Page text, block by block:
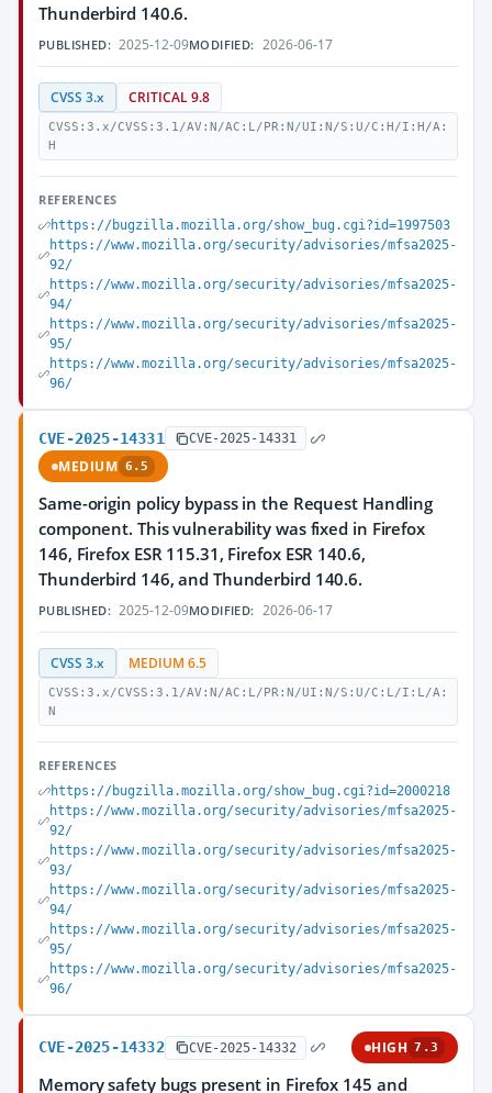
Thunderbird 140.6.
PUBLISHED: 2025-12-09MODIFIED: 2026-06-17
CVSS 3.x CRITICAL 9.8
CVSS:3.x/CVSS:3.1/AV:N/AC:L/PR:N/UI:N/S:U/C:H/I:H/A:
H
REFERENCES
https://bugzilla.mozilla.org/show_bug.cgi?id=1997503
https://www.mozilla.org/security/advisories/mfsa2025-
92/
https://www.mozilla.org/security/advisories/mfsa2025-
94/
https://www.mozilla.org/security/advisories/mfsa2025-
95/
https://www.mozilla.org/security/advisories/mfsa2025-
96/
CVE-2025-14331 CVE-2025-14331
MEDIUM 6.5
Same-origin policy bypass in the Request Handling
component. This vulnerability was fixed in Firefox
146, Firefox ESR 115.31, Firefox ESR 140.6,
Thunderbird 146, and Thunderbird 140.6.
PUBLISHED: 2025-12-09MODIFIED: 2026-06-17
CVSS 3.x MEDIUM 6.5
CVSS:3.x/CVSS:3.1/AV:N/AC:L/PR:N/UI:N/S:U/C:L/I:L/A:
N
REFERENCES
https://bugzilla.mozilla.org/show_bug.cgi?id=2000218
https://www.mozilla.org/security/advisories/mfsa2025-
92/
https://www.mozilla.org/security/advisories/mfsa2025-
93/
https://www.mozilla.org/security/advisories/mfsa2025-
94/
https://www.mozilla.org/security/advisories/mfsa2025-
95/
https://www.mozilla.org/security/advisories/mfsa2025-
96/
CVE-2025-14332 CVE-2025-14332 HIGH 7.3
Memory safety bugs present in Firefox 145 and